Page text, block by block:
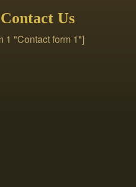
Contact Us
1 "Contact form 1"]